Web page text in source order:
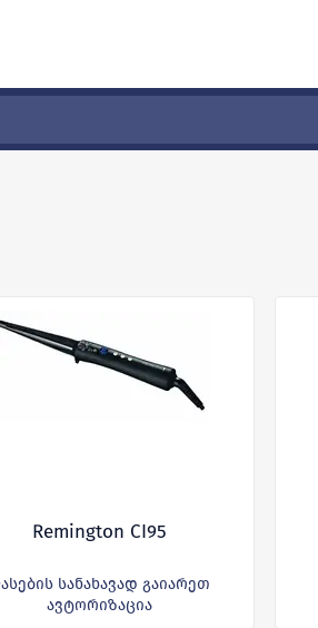
Remington CI95
სანახავად გაიარეთ
ავტორიზაცია